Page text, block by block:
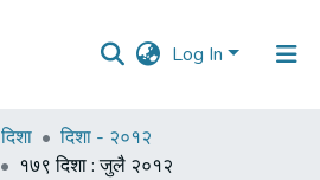
Log In
दिशा
दिशा - २०१२
१७९ दिशा : जुलै २०१२